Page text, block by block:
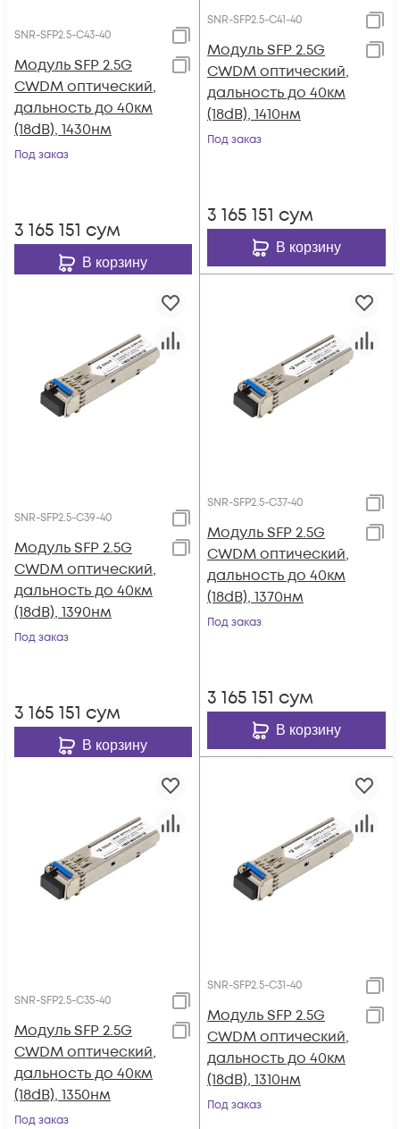
SNR-SFP2.5-C43-40
Модуль SFP 2.5G
CWDM оптический,
дальность до 40км
(18dB), 1430нм
Под заказ
3 165 151 сум
В корзину
SNR-SFP2.5-C41-40
Модуль SFP 2.5G
CWDM оптический,
дальность до 40км
(18dB), 1410нм
Под заказ
3 165 151 сум
В корзину
SNR-SFP2.5-C39-40
Модуль SFP 2.5G
CWDM оптический,
дальность до 40км
(18dB), 1390нм
Под заказ
3 165 151 сум
В корзину
SNR-SFP2.5-C37-40
Модуль SFP 2.5G
CWDM оптический,
дальность до 40км
(18dB), 1370нм
Под заказ
3 165 151 сум
В корзину
SNR-SFP2.5-C35-40
Модуль SFP 2.5G
CWDM оптический,
дальность до 40км
(18dB), 1350нм
Под заказ
SNR-SFP2.5-C31-40
Модуль SFP 2.5G
CWDM оптический,
дальность до 40км
(18dB), 1310нм
Под заказ